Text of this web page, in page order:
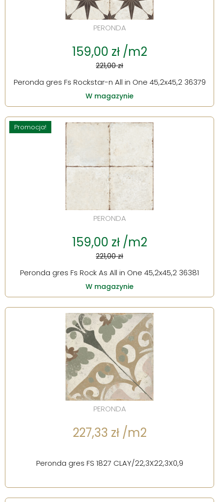
PERONDA
159,00 zł /m2
221,00 zł
Peronda gres Fs Rockstar-n All in One 45,2x45,2 36379
W magazynie
Promocja!
PERONDA
159,00 zł /m2
221,00 zł
Peronda gres Fs Rock As All in One 45,2x45,2 36381
W magazynie
PERONDA
227,33 zł /m2
Peronda gres FS 1827 CLAY/22,3X22,3X0,9